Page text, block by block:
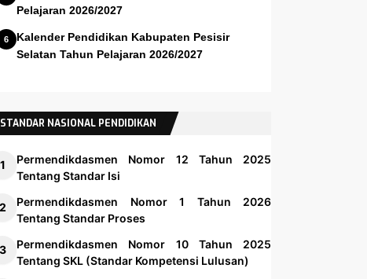
Pelajaran 2026/2027
Kalender Pendidikan Kabupaten Pesisir
Selatan Tahun Pelajaran 2026/2027
STANDAR NASIONAL PENDIDIKAN
Permendikdasmen Nomor 12 Tahun 2025
Tentang Standar Isi
Permendikdasmen Nomor 1 Tahun 2026
Tentang Standar Proses
Permendikdasmen Nomor 10 Tahun 2025
Tentang SKL (Standar Kompetensi Lulusan)